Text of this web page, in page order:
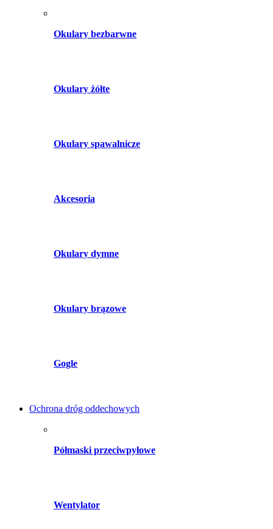
Okulary bezbarwne
Okulary żółte
Okulary spawalnicze
Akcesoria
Okulary dymne
Okulary brązowe
Gogle
Ochrona dróg oddechowych
Półmaski przeciwpyłowe
Wentylator